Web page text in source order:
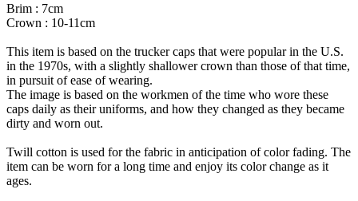
Brim : 7cm
Crown : 10-11cm
This item is based on the trucker caps that were popular in the U.S.
in the 1970s, with a slightly shallower crown than those of that time,
in pursuit of ease of wearing.
The image is based on the workmen of the time who wore these
caps daily as their uniforms, and how they changed as they became
dirty and worn out.
Twill cotton is used for the fabric in anticipation of color fading. The
item can be worn for a long time and enjoy its color change as it
ages.